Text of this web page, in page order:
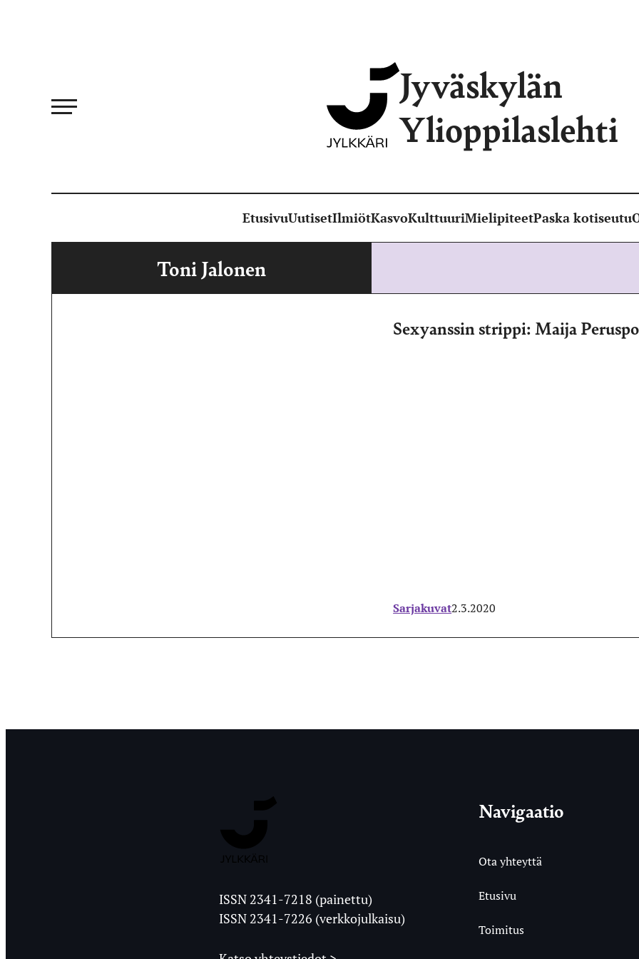
Jyväskylän
Ylioppilaslehti
EtusivuUutisetIlmiötKasvoKulttuuriMielipiteetPaska kotiseutu
Toni Jalonen
Sexyanssin strippi: Maija
Sarjakuvat2.3.2020
Ylioppilaslehti
ISSN 2341-7218 (painettu)
ISSN 2341-7226 (verkkojulkaisu)
Navigaatio
Ota yhteyttä
Etusivu
Toimitus